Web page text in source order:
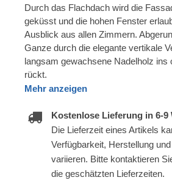
Durch das Flachdach wird die
geküsst und die hohen Fenster
Ausblick aus allen Zimmern.
Ganze durch die elegante vertikale
langsam gewachsene Nadelholz ins
rückt.
Mehr anzeigen
Kostenlose Lieferung in 6-9
Die Lieferzeit eines Artikels
Verfügbarkeit, Herstellung
variieren. Bitte kontaktieren
die geschätzten Lieferzeiten.